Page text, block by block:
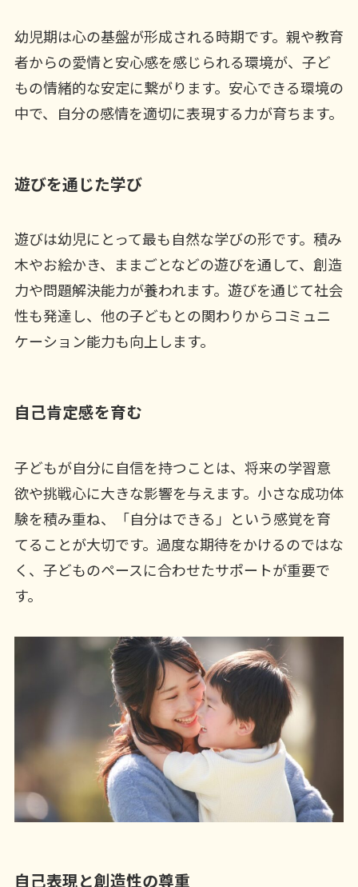
幼児期は心の基盤が形成される時期です。親や教育
者からの愛情と安心感を感じられる環境が、子ど
もの情緒的な安定に繋がります。安心できる環境の
中で、自分の感情を適切に表現する力が育ちます。
遊びを通じた学び
遊びは幼児にとって最も自然な学びの形です。積み
木やお絵かき、ままごとなどの遊びを通して、創造
力や問題解決能力が養われます。遊びを通じて社会
性も発達し、他の子どもとの関わりからコミュニ
ケーション能力も向上します。
自己肯定感を育む
子どもが自分に自信を持つことは、将来の学習意
欲や挑戦心に大きな影響を与えます。小さな成功体
験を積み重ね、「自分はできる」という感覚を育
てることが大切です。過度な期待をかけるのではな
く、子どものペースに合わせたサポートが重要で
す。
自己表現と創造性の尊重